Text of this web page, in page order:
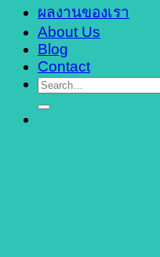
ผลงานของเรา
About Us
Blog
Contact
Search